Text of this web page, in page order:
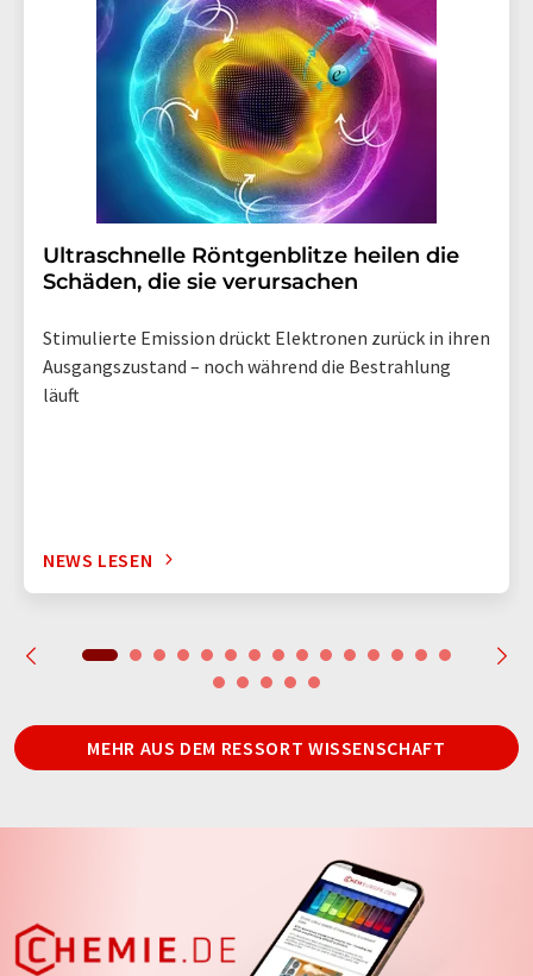
Ultraschnelle Röntgenblitze heilen die
Schäden, die sie verursachen
Stimulierte Emission drückt Elektronen zurück in ihren
Ausgangszustand – noch während die Bestrahlung
läuft
NEWS LESEN
MEHR AUS DEM RESSORT WISSENSCHAFT